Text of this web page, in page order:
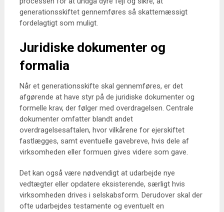
generationsskiftet gennemføres så skattemæssigt
fordelagtigt som muligt.
Juridiske dokumenter og
formalia
Når et generationsskifte skal gennemføres, er det
afgørende at have styr på de juridiske dokumenter og
formelle krav, der følger med overdragelsen. Centrale
dokumenter omfatter blandt andet
overdragelsesaftalen, hvor vilkårene for ejerskiftet
fastlægges, samt eventuelle gavebreve, hvis dele af
virksomheden eller formuen gives videre som gave.
Det kan også være nødvendigt at udarbejde nye
vedtægter eller opdatere eksisterende, særligt hvis
virksomheden drives i selskabsform. Derudover skal der
ofte udarbejdes testamente og eventuelt en